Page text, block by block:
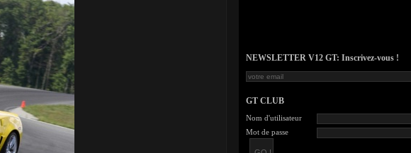
NEWSLETTER V12 GT: Inscrivez-vous !
GT CLUB
Nom d'utilisateur
Mot de passe